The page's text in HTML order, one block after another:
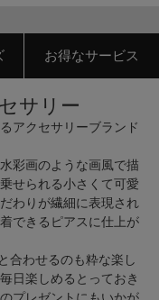
お得なサービス
サリー
アクセサリーブランド
彩画のような画風で描
せられる小さくて可愛
わりが繊細に表現され
できるピアスに仕上が
合わせるのも粋な楽し
日楽しめるとっておき